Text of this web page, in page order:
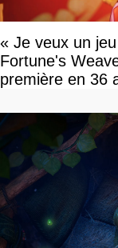
« Je veux un
Fortune's
première en 36